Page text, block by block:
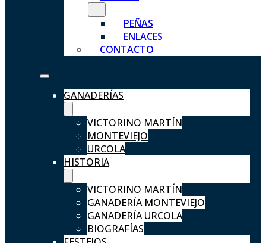
PEÑAS
ENLACES
CONTACTO
GANADERÍAS
VICTORINO MARTÍN
MONTEVIEJO
URCOLA
HISTORIA
VICTORINO MARTÍN
GANADERÍA MONTEVIEJO
GANADERÍA URCOLA
BIOGRAFÍAS